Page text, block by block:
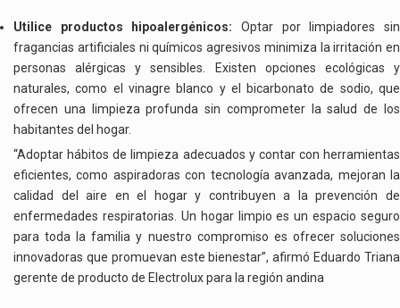
Utilice productos hipoalergénicos: Optar por limpiadores sin
fragancias artificiales ni químicos agresivos minimiza la irritación en
personas alérgicas y sensibles. Existen opciones ecológicas y
naturales, como el vinagre blanco y el bicarbonato de sodio, que
ofrecen una limpieza profunda sin comprometer la salud de los
habitantes del hogar.
“Adoptar hábitos de limpieza adecuados y contar con herramientas
eficientes, como aspiradoras con tecnología avanzada, mejoran la
calidad del aire en el hogar y contribuyen a la prevención de
enfermedades respiratorias. Un hogar limpio es un espacio seguro
para toda la familia y nuestro compromiso es ofrecer soluciones
innovadoras que promuevan este bienestar”, afirmó Eduardo Triana
gerente de producto de Electrolux para la región andina